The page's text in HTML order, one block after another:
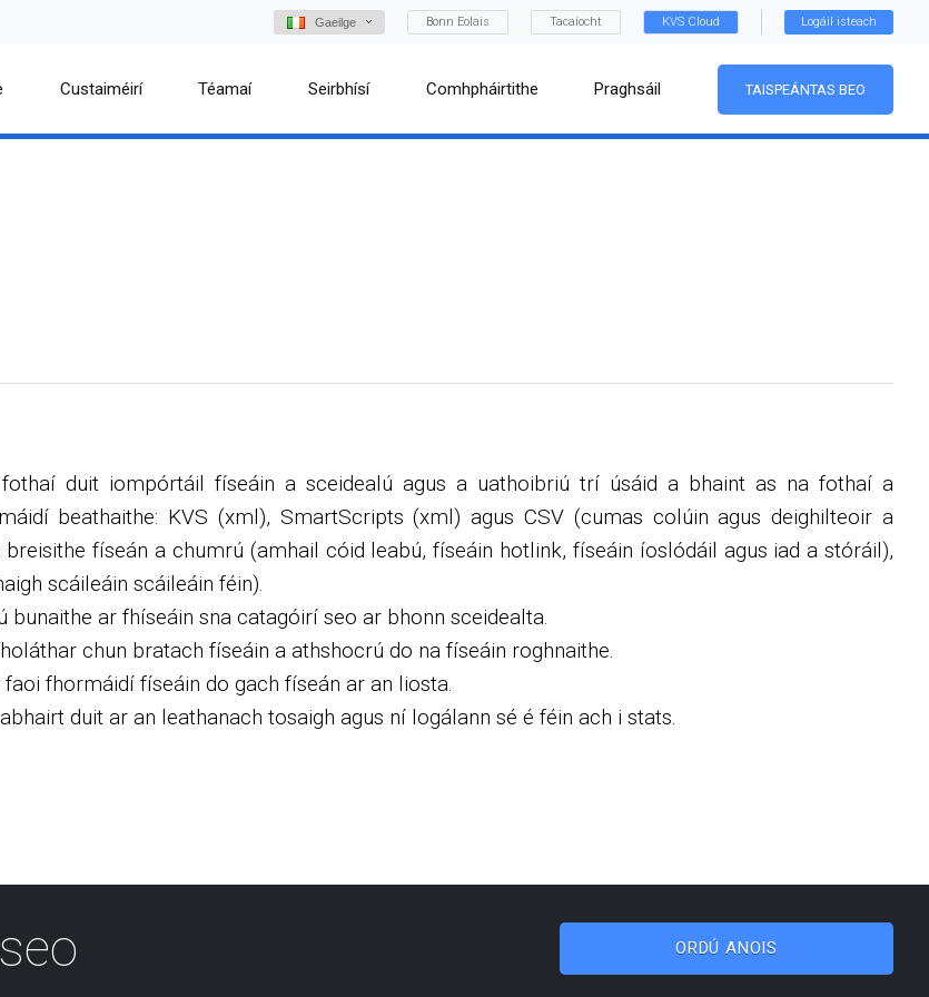
Gaeilge Bonn Eolais Tacaíocht KVS Cloud Logáil isteach
Custaiméirí Téamaí Seirbhísí Comhpháirtithe Praghsáil TAISPEÁNTAS BEO
duit iompórtáil físeáin a sceidealú agus a uathoibriú trí úsáid a bhaint as na fothaí a
beathaithe: KVS (xml), SmartScripts (xml) agus CSV (cumas colúin agus deighilteoir a
físeán a chumrú (amhail cóid leabú, físeáin hotlink, físeáin íoslódáil agus iad a stóráil),
scáileáin scáileáin féin).
ar fhíseáin sna catagóirí seo ar bhonn sceidealta.
chun bratach físeáin a athshocrú do na físeáin roghnaithe.
fhormáidí físeáin do gach físeán ar an liosta.
duit ar an leathanach tosaigh agus ní logálann sé é féin ach i stats.
ORDÚ ANOIS